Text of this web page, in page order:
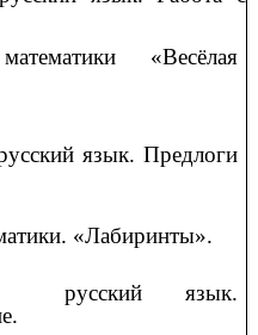
«Весёлая
язык. Предлоги
«Лабиринты».
русский язык.